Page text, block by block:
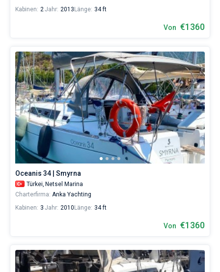
Kabinen: 2Jahr: 2013 Länge: 34 ft
Von €1360
Oceanis 34 | Smyrna
Türkei, Netsel Marina
Charterfirma: Anka Yachting
Kabinen: 3 Jahr: 2010 Länge: 34 ft
Von €1360